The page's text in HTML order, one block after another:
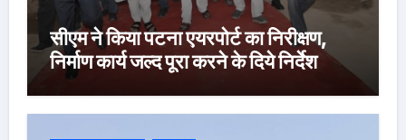
सीएम ने किया पटना एयरपोर्ट का निरीक्षण,
निर्माण कार्य जल्द पूरा करने के दिये निर्देश